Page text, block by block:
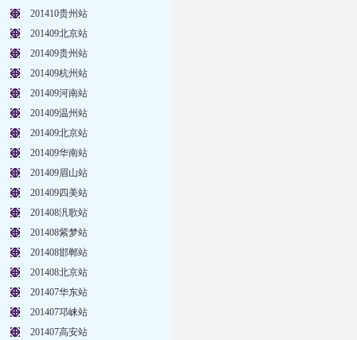
201410贵州站
201409北京站
201409贵州站
201409杭州站
201409河南站
201409温州站
201409北京站
201409华南站
201409眉山站
201409四美站
201408汎歌站
201408紫梦站
201408邯郸站
201408北京站
201407华东站
201407邛崃站
201407高安站